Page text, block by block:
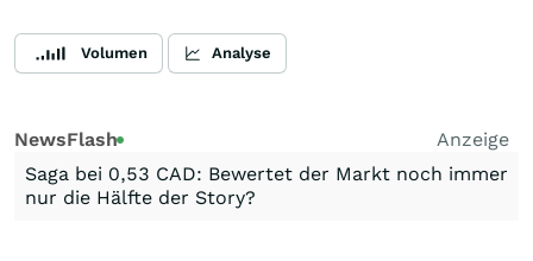
Volumen Analyse
NewsFlash
Anzeige
Saga bei 0,53 CAD: Bewertet der Markt noch immer
nur die Hälfte der Story?